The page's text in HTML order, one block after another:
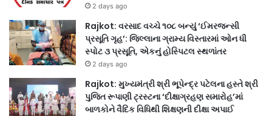
2 days ago
Rajkot: વરસાદ વચ્ચે ૧૦૮ બન્યું ‘ઈમરજન્સી
પ્રસૂતિ ગૃહ’: જિલ્લાના ગ્રામ્ય વિસ્તારમાં ઓન ધી
સ્પોટ ૩ પ્રસૂતિ, એકનું હોસ્પિટલ સ્થળાંતર
2 days ago
Rajkot: મુખ્યમંત્રી શ્રી ભૂપેન્દ્ર પટેલના હસ્તે શ્રી
પુજિત રૂપાણી ટ્રસ્ટના ‘દીક્ષાગ્રહણ સમારોહ’માં
બાળકોને વૈદિક વિધિથી શિક્ષણની દીક્ષા અપાઈ